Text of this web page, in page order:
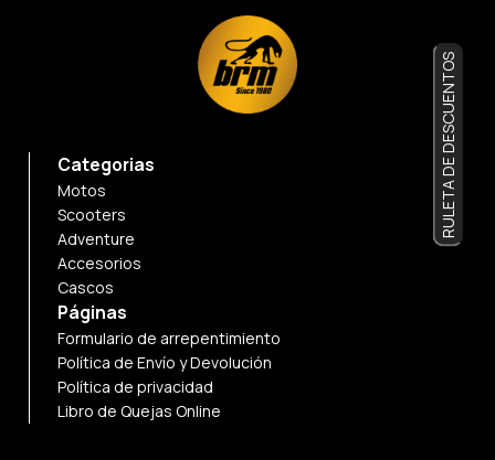
Categorias
Motos
Scooters
Adventure
Accesorios
Cascos
Páginas
Formulario de arrepentimiento
Política de Envío y Devolución
Política de privacidad
Libro de Quejas Online
RULETA DE DESCUENTOS